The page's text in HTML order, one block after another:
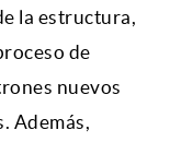
la estructura,
de
nuevos
Además,